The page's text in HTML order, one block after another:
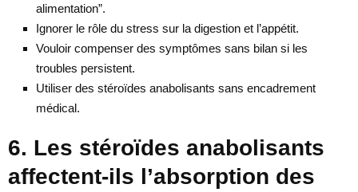
alimentation”.
Ignorer le rôle du stress sur la digestion et l’appétit.
Vouloir compenser des symptômes sans bilan si les
troubles persistent.
Utiliser des stéroïdes anabolisants sans encadrement
médical.
6. Les stéroïdes anabolisants
affectent-ils l’absorption des